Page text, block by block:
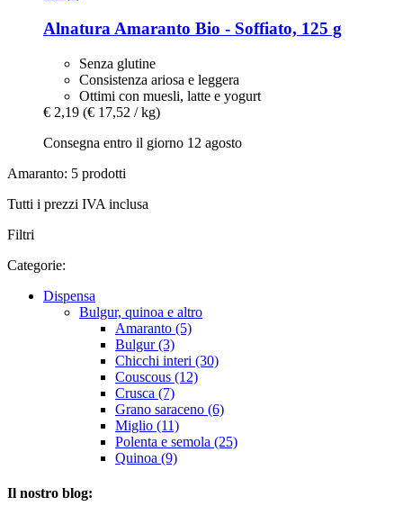
Alnatura Amaranto Bio -​ Soffiato, 125 g
Senza glutine
Consistenza ariosa e leggera
Ottimi con muesli, latte e yogurt
€ 2,19 (€ 17,52 / kg)
Consegna entro il giorno 12 agosto
Amaranto: 5 prodotti
Tutti i prezzi IVA inclusa
Filtri
Categorie:
Dispensa
Bulgur, quinoa e altro
Amaranto (5)
Bulgur (3)
Chicchi interi (30)
Couscous (12)
Crusca (7)
Grano saraceno (6)
Miglio (11)
Polenta e semola (25)
Quinoa (9)
Il nostro blog: